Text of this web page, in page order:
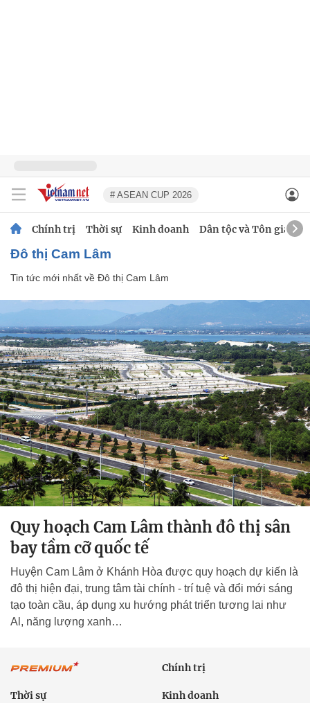
# ASEAN CUP 2026
Chính trị Thời sự Kinh doanh Dân tộc và Tôn giáo
Đô thị Cam Lâm
Tin tức mới nhất về Đô thị Cam Lâm
Quy hoạch Cam Lâm thành đô thị sân
bay tầm cỡ quốc tế
Huyện Cam Lâm ở Khánh Hòa được quy hoạch dự kiến là
đô thị hiện đại, trung tâm tài chính - trí tuệ và đổi mới sáng
tạo toàn cầu, áp dụng xu hướng phát triển tương lai như
Al, năng lượng xanh…
Chính trị
Thời sự Kinh doanh